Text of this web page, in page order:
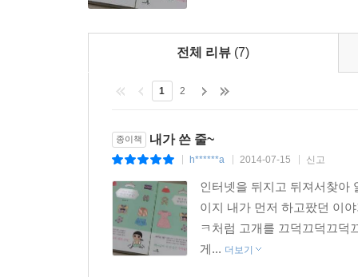
자락과 바람 찬 날 목덜미에 휘감기는 스카프의 포
중얼거리는 순간, 소싯적 쌈짓돈 모아 사들였던
살면서 다들 한 번쯤 마주할 법한, 옷을 둘러싼 이
전체 리뷰 (7)
1 2
종이책 내가 쓴 줄~
h******a 2014-07-15 신고
인터넷을 뒤지고 뒤져서찾아
이지 내가 먼저 하고팠던 이
ㅋ처럼 고개를 끄덕끄덕끄덕
게... 더보기